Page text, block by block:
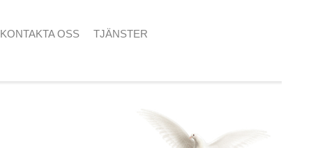
KONTAKTA OSS TJÄNSTER